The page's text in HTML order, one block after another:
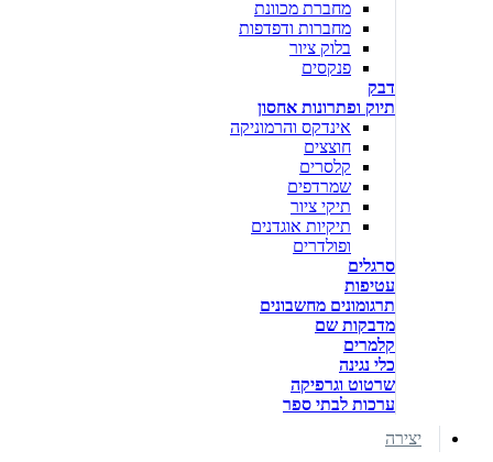
מחברת מכוונת
מחברות ודפדפות
בלוק ציור
פנקסים
דבק
תיוק ופתרונות אחסון
אינדקס והרמוניקה
חוצצים
קלסרים
שמרדפים
תיקי ציור
תיקיות אוגדנים
ופולדרים
סרגלים
עטיפות
תרגומונים מחשבונים
מדבקות שם
קלמרים
כלי נגינה
שרטוט וגרפיקה
ערכות לבתי ספר
יצירה